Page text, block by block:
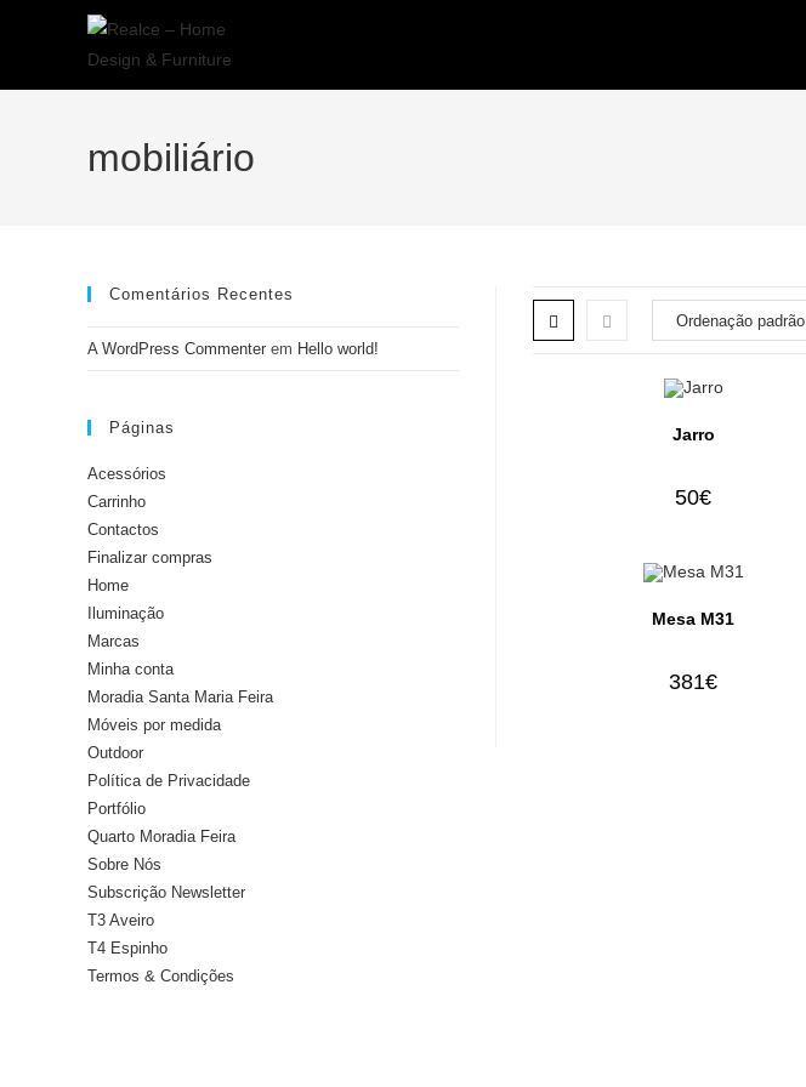
mobiliário
Jarro
50€
Mesa M31
381€
Comentários Recentes
A WordPress Commenter em Hello world!
Páginas
Acessórios
Carrinho
Contactos
Finalizar compras
Home
Iluminação
Marcas
Minha conta
Moradia Santa Maria Feira
Móveis por medida
Outdoor
Política de Privacidade
Portfólio
Quarto Moradia Feira
Sobre Nós
Subscrição Newsletter
T3 Aveiro
T4 Espinho
Termos & Condições